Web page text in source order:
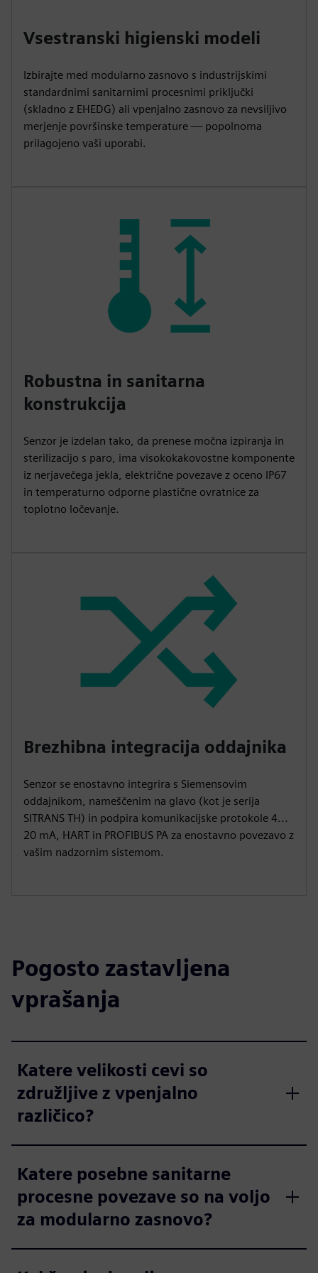
Vsestranski higienski modeli
Izbirajte med modularno zasnovo s industrijskimi
standardnimi sanitarnimi procesnimi priključki
(skladno z EHEDG) ali vpenjalno zasnovo za nevsiljivo
merjenje površinske temperature — popolnoma
prilagojeno vaši uporabi.
Robustna in sanitarna
konstrukcija
Senzor je izdelan tako, da prenese močna izpiranja in
sterilizacijo s paro, ima visokokakovostne komponente
iz nerjavečega jekla, električne povezave z oceno IP67
in temperaturno odporne plastične ovratnice za
toplotno ločevanje.
Brezhibna integracija oddajnika
Senzor se enostavno integrira s Siemensovim
oddajnikom, nameščenim na glavo (kot je serija
SITRANS TH) in podpira komunikacijske protokole 4...
20 mA, HART in PROFIBUS PA za enostavno povezavo z
vašim nadzornim sistemom.
Pogosto zastavljena
vprašanja
Katere velikosti cevi so
združljive z vpenjalno
različico?
Katere posebne sanitarne
procesne povezave so na voljo
za modularno zasnovo?